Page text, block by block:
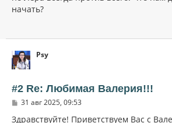
начать?
Psy
#2 Re: Любимая Валерия!!!
С
о
31 авг 2025, 09:53
Здравствуйте! Приветствуем Вас с